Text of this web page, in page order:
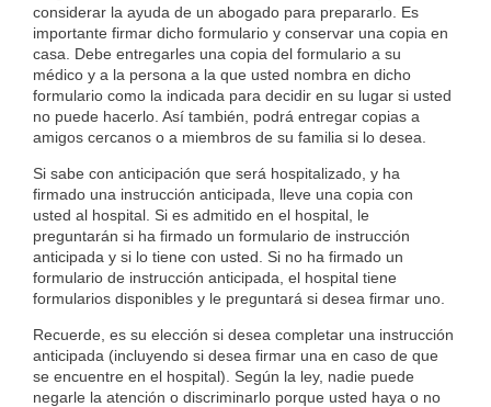
considerar la ayuda de un abogado para prepararlo. Es
importante firmar dicho formulario y conservar una copia en
casa. Debe entregarles una copia del formulario a su
médico y a la persona a la que usted nombra en dicho
formulario como la indicada para decidir en su lugar si usted
no puede hacerlo. Así también, podrá entregar copias a
amigos cercanos o a miembros de su familia si lo desea.
Si sabe con anticipación que será hospitalizado, y ha
firmado una instrucción anticipada, lleve una copia con
usted al hospital. Si es admitido en el hospital, le
preguntarán si ha firmado un formulario de instrucción
anticipada y si lo tiene con usted. Si no ha firmado un
formulario de instrucción anticipada, el hospital tiene
formularios disponibles y le preguntará si desea firmar uno.
Recuerde, es su elección si desea completar una instrucción
anticipada (incluyendo si desea firmar una en caso de que
se encuentre en el hospital). Según la ley, nadie puede
negarle la atención o discriminarlo porque usted haya o no